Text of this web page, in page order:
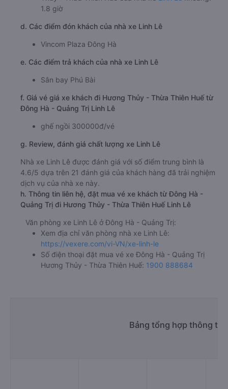
1.8 giờ
d. Các điểm đón khách của nhà xe Linh Lê
Vincom Plaza Đông Hà
e. Các điểm trả khách của nhà xe Linh Lê
Sân bay Phú Bài
f. Giá vé giá xe khách đi Hương Thủy - Thừa Thiên Huế từ
Đông Hà - Quảng Trị Linh Lê
ghế ngồi 300000đ/vé
g. Review, đánh giá chất lượng xe Linh Lê
Nhà xe Linh Lê được đánh giá với số điểm trung bình là
4.6/5 dựa trên 21 đánh giá của khách hàng đã trải nghiệm
dịch vụ của nhà xe này.
h. Thông tin liên hệ, đặt mua vé xe khách từ Đông Hà -
Quảng Trị đi Hương Thủy - Thừa Thiên Huế Linh Lê
Văn phòng xe Linh Lê ở Đông Hà - Quảng Trị:
Xem địa chỉ văn phòng nhà xe Linh Lê:
https://vexere.com/vi-VN/xe-linh-le
Số điện thoại đặt mua vé xe Đông Hà - Quảng Trị
Hương Thủy - Thừa Thiên Huế: 1900 888684
Bảng tổng hợp thông